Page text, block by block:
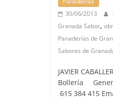
30/06/2013
Granada Sabor,
Panaderías de
Sabores de
JAVIER
Bollería
615 384 415